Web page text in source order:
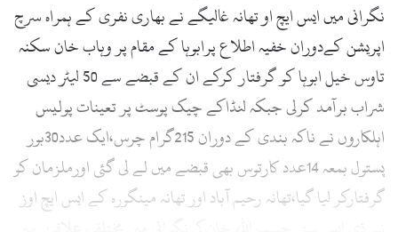
نگرانی میں ایس ایچ او تھانہ غالیگے نے بھاری نفری کے ہمراہ سرچ
اپریشن کےدوران خفیہ اطلاع پرابوہا کے مقام پر وہاب خان سکنہ
تاوس خیل ابوہا کو گرفتار کرکے ان کے قبضے سے 50 لیٹر دیسی
شراب برآمد کرلی جبکہ لنڈاکے چیک پوسٹ پر تعینات پولیس
اہلکاروں نے ناکہ بندی کے دوران 215گرام چرس،ایک عدد30بور
پستول بمعہ 14عدد کارتوس بھی قبضے میں لے لی گئی اورملزمان کو
گرفتارکر لیا گیا،تھانہ رحیم آباد اور تھانہ مینگورہ کے ایس ایچ اوز